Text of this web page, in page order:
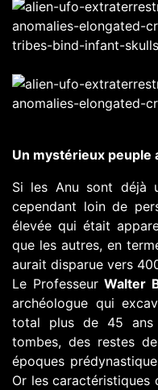
Un mystérieux peuple
Si les Anu sont déjà
cependant loin de
élevée qui était
que les autres, en
aurait disparue vers
Le ProfesseurWalter
archéologue qui
total plus de 45 ans
tombes, des restes
époques
Or les caractéristiques